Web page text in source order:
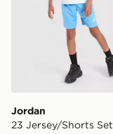
Jordan
23 Jersey/Shorts Set